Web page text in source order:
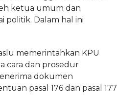
ketua umum dan
politik. Dalam hal ini
memerintahkan KPU
cara dan prosedur
dokumen
pasal 176 dan pasal 177